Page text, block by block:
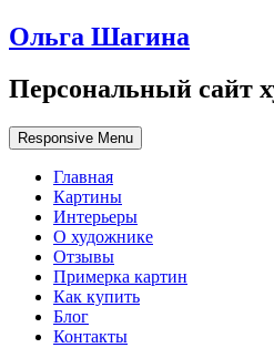
Ольга Шагина
Персональный сайт
Responsive Menu
Главная
Картины
Интерьеры
О художнике
Отзывы
Примерка картин
Как купить
Блог
Контакты